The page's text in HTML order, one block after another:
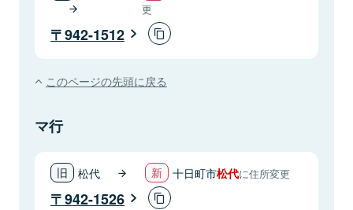
更
942-1512
このページの先頭に戻る
マ行
松代 十日町市松代に住所変更
942-1526